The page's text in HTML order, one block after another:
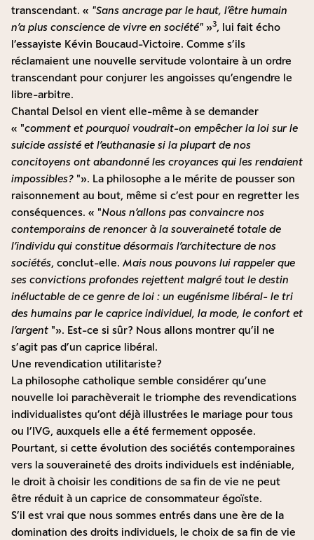
transcendant. «
Sans ancrage par le haut, l’être humain
n’a plus conscience de vivre en société
»3, lui fait écho
l’essayiste Kévin Boucaud-Victoire. Comme s’ils
réclamaient une nouvelle servitude volontaire à un ordre
transcendant pour conjurer les angoisses qu’engendre le
libre-arbitre.
Chantal Delsol en vient elle-même à se demander
«
comment et pourquoi voudrait-on empêcher la loi sur le
suicide assisté et l’euthanasie si la plupart de nos
concitoyens ont abandonné les croyances qui les rendaient
impossibles ?
». La philosophe a le mérite de pousser son
raisonnement au bout, même si c’est pour en regretter les
conséquences. «
Nous n’allons pas convaincre nos
contemporains de renoncer à la souveraineté totale de
l’individu qui constitue désormais l’architecture de nos
sociétés, conclut-elle. Mais nous pouvons lui rappeler que
ses convictions profondes rejettent malgré tout le destin
inéluctable de ce genre de loi : un eugénisme libéral- le tri
des humains par le caprice individuel, la mode, le confort et
l’argent
». Est-ce si sûr ? Nous allons montrer qu’il ne
s’agit pas d’un caprice libéral.
Une revendication utilitariste ?
La philosophe catholique semble considérer qu’une
nouvelle loi parachèverait le triomphe des revendications
individualistes qu’ont déjà illustrées le mariage pour tous
ou l’IVG, auxquels elle a été fermement opposée.
Pourtant, si cette évolution des sociétés contemporaines
vers la souveraineté des droits individuels est indéniable,
le droit à choisir les conditions de sa fin de vie ne peut
être réduit à un caprice de consommateur égoïste.
S’il est vrai que nous sommes entrés dans une ère de la
domination des droits individuels, le choix de sa fin de vie